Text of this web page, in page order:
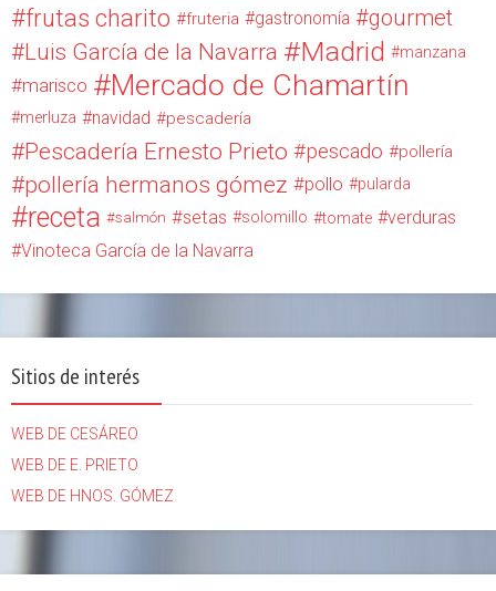
frutas charito fruteria gastronomía gourmet
Luis García de la Navarra Madrid manzana
marisco Mercado de Chamartín
merluza navidad pescadería
Pescadería Ernesto Prieto pescado pollería
pollería hermanos gómez pollo pularda
receta salmón setas solomillo tomate
verduras
Vinoteca García de la Navarra
Sitios de interés
WEB DE CESÁREO
WEB DE E. PRIETO
WEB DE HNOS. GÓMEZ